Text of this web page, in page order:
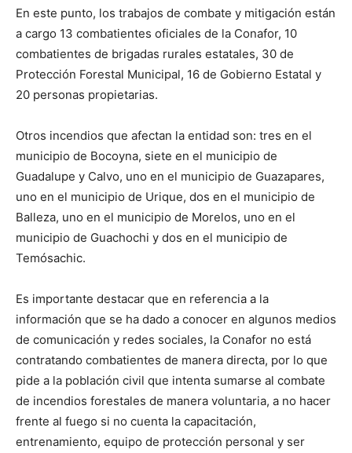
En este punto, los trabajos de combate y mitigación están
a cargo 13 combatientes oficiales de la Conafor, 10
combatientes de brigadas rurales estatales, 30 de
Protección Forestal Municipal, 16 de Gobierno Estatal y
20 personas propietarias.
Otros incendios que afectan la entidad son: tres en el
municipio de Bocoyna, siete en el municipio de
Guadalupe y Calvo, uno en el municipio de Guazapares,
uno en el municipio de Urique, dos en el municipio de
Balleza, uno en el municipio de Morelos, uno en el
municipio de Guachochi y dos en el municipio de
Temósachic.
Es importante destacar que en referencia a la
información que se ha dado a conocer en algunos medios
de comunicación y redes sociales, la Conafor no está
contratando combatientes de manera directa, por lo que
pide a la población civil que intenta sumarse al combate
de incendios forestales de manera voluntaria, a no hacer
frente al fuego si no cuenta la capacitación,
entrenamiento, equipo de protección personal y ser